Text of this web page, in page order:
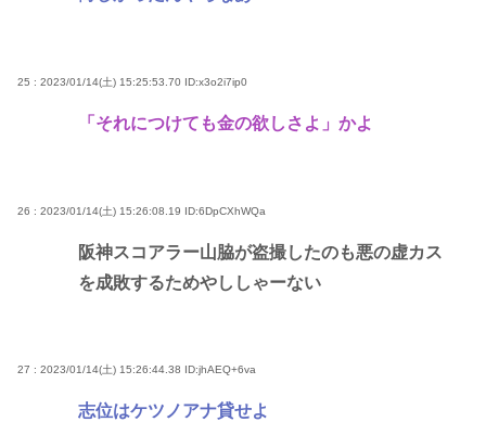
25 : 2023/01/14(土) 15:25:53.70 ID:x3o2i7ip0
「それにつけても金の欲しさよ」かよ
26 : 2023/01/14(土) 15:26:08.19 ID:6DpCXhWQa
阪神スコアラー山脇が盗撮したのも悪の虚カス
を成敗するためやししゃーない
27 : 2023/01/14(土) 15:26:44.38 ID:jhAEQ+6va
志位はケツノアナ貸せよ